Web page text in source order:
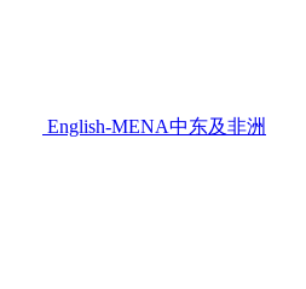
English-MENA中东及非洲